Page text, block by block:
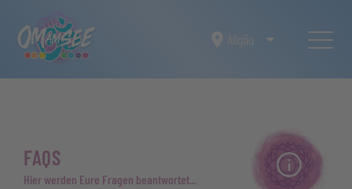
Allgäu
FAQS
Hier werden Eure Fragen beantwortet...